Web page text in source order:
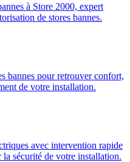
à Store 2000, expert
de stores bannes.
bannes pour retrouver confort,
de votre installation.
avec intervention rapide
sécurité de votre installation.